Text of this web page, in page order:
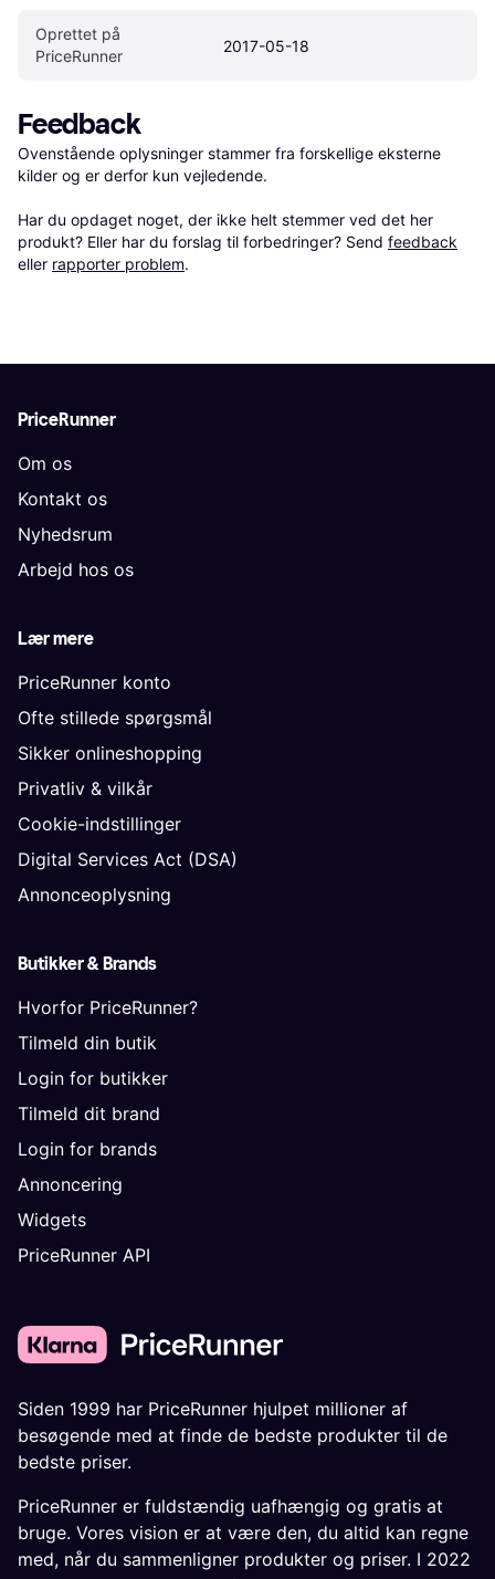
Oprettet på
PriceRunner
2017-05-18
Feedback
Ovenstående oplysninger stammer fra forskellige eksterne
kilder og er derfor kun vejledende.
Har du opdaget noget, der ikke helt stemmer ved det her
produkt? Eller har du forslag til forbedringer? Send feedback
eller rapporter problem.
PriceRunner
Om os
Kontakt os
Nyhedsrum
Arbejd hos os
Lær mere
PriceRunner konto
Ofte stillede spørgsmål
Sikker onlineshopping
Privatliv & vilkår
Cookie-indstillinger
Digital Services Act (DSA)
Annonceoplysning
Butikker & Brands
Hvorfor PriceRunner?
Tilmeld din butik
Login for butikker
Tilmeld dit brand
Login for brands
Annoncering
Widgets
PriceRunner API
Siden 1999 har PriceRunner hjulpet millioner af
besøgende med at finde de bedste produkter til de
bedste priser.
PriceRunner er fuldstændig uafhængig og gratis at
bruge. Vores vision er at være den, du altid kan regne
med, når du sammenligner produkter og priser. I 2022